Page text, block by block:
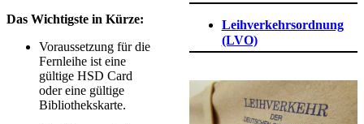
Das Wichtigste in Kürze:
Voraussetzung für die
Fernleihe ist eine
gültige HSD Card
oder eine gültige
Bibliothekskarte.
Leihverkehrsordnung
(LVO)